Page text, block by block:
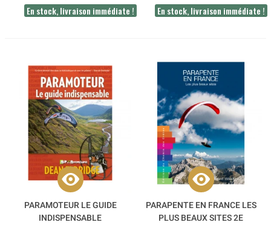
En stock, livraison immédiate ! En stock, livraison immédiate !
PARAMOTEUR LE GUIDE
INDISPENSABLE
PARAPENTE EN FRANCE LES
PLUS BEAUX SITES 2E